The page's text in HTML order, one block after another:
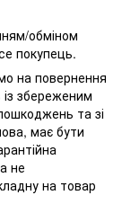
обміном
покупець.
на повернення
із збереженим
та зі
має бути
не
на товар